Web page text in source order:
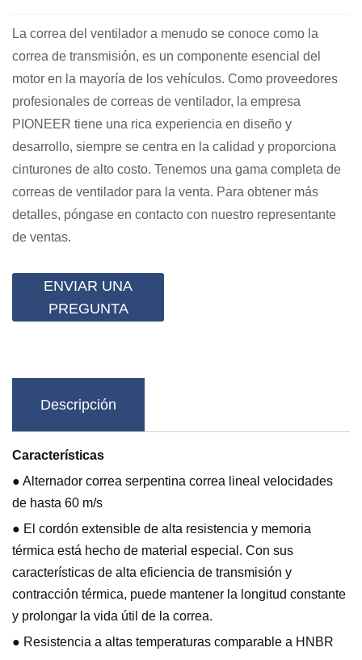
La correa del ventilador a menudo se conoce como la
correa de transmisión, es un componente esencial del
motor en la mayoría de los vehículos. Como proveedores
profesionales de correas de ventilador, la empresa
PIONEER tiene una rica experiencia en diseño y
desarrollo, siempre se centra en la calidad y proporciona
cinturones de alto costo. Tenemos una gama completa de
correas de ventilador para la venta. Para obtener más
detalles, póngase en contacto con nuestro representante
de ventas.
ENVIAR UNA
PREGUNTA
Descripción
Características
● Alternador correa serpentina correa lineal velocidades
de hasta 60 m/s
● El cordón extensible de alta resistencia y memoria
térmica está hecho de material especial. Con sus
características de alta eficiencia de transmisión y
contracción térmica, puede mantener la longitud constante
y prolongar la vida útil de la correa.
● Resistencia a altas temperaturas comparable a HNBR